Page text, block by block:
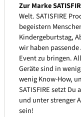
Zur Marke
Welt. SATISFIRE
begeistern
Kindergeburtstag,
wir haben
Event zu bringen.
Geräte sind in
wenig Know-How,
SATISFIRE setzt
und unter strenger
sein!